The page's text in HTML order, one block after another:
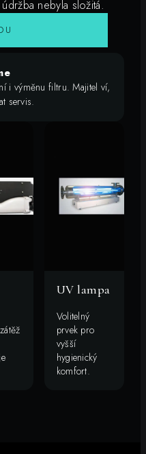
nebyla složitá.
i výměnu filtru. Majitel ví,
servis.
UV lampa
Volitelný
prvek pro
vyšší
hygienický
komfort.